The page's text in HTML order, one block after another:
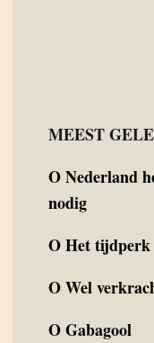
MEEST
ONederland
nodig
OHet tijdperk
OWel
OGabagool